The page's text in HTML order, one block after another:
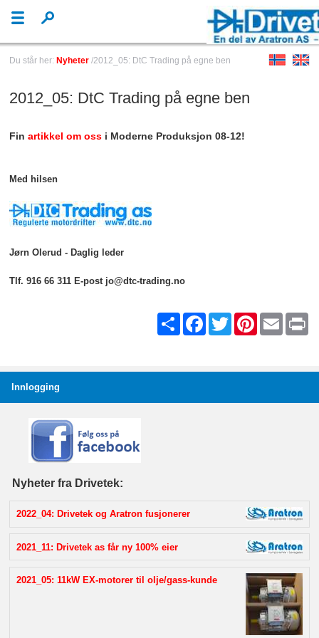
Du står her:Nyheter/2012_05: DtC Trading på egne ben
2012_05: DtC Trading på egne ben
Finartikkel om oss i Moderne Produksjon 08-12!
Med hilsen
Jørn Olerud - Daglig leder
Tlf. 916 66 311 E-post jo@dtc-trading.no
ShareFacebook
TwitterPinterest
Email
Innlogging
Nyheter fra Drivetek:
2022_04: Drivetek og Aratron fusjonerer
2021_11: Drivetek as får ny 100% eier
2021_05: 11kW EX-motorer til olje/gass-kunde